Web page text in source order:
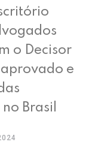
o Decisor
e
Brasil